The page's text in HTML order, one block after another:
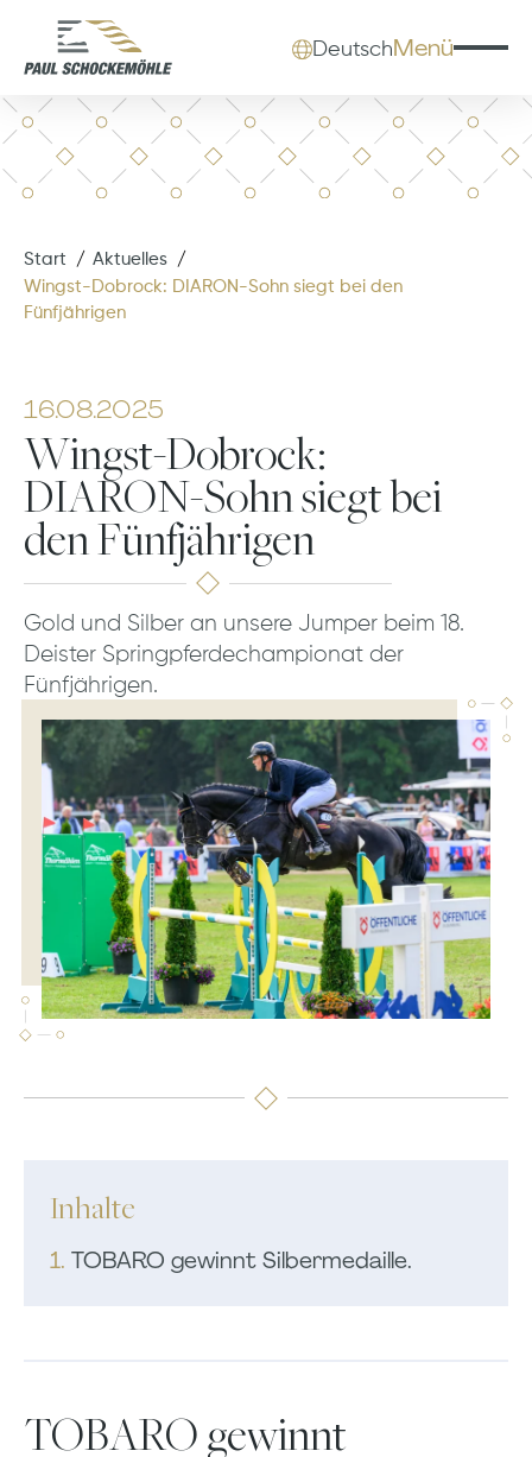
DeutschMenü
Start
Aktuelles
Wingst-Dobrock: DIARON-Sohn siegt bei den
Fünfjährigen
16.08.2025
Wingst-Dobrock:
DIARON-Sohn siegt bei
den Fünfjährigen
Gold und Silber an unsere Jumper beim 18.
Deister Springpferdechampionat der
Fünfjährigen.
Inhalte
1. TOBARO gewinnt Silbermedaille.
TOBARO gewinnt